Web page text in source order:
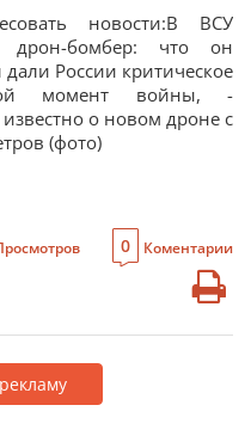
новости:В ВСУ
дрон-бомбер: что он
России критическое
момент войны, -
о новом дроне с
(фото)
0 Коментарии